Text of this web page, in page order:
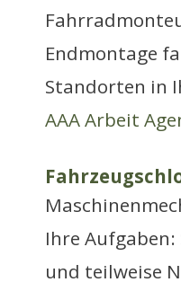
Endmontage
Standorten in
AAA Arbeit
Ihre
und teilweise